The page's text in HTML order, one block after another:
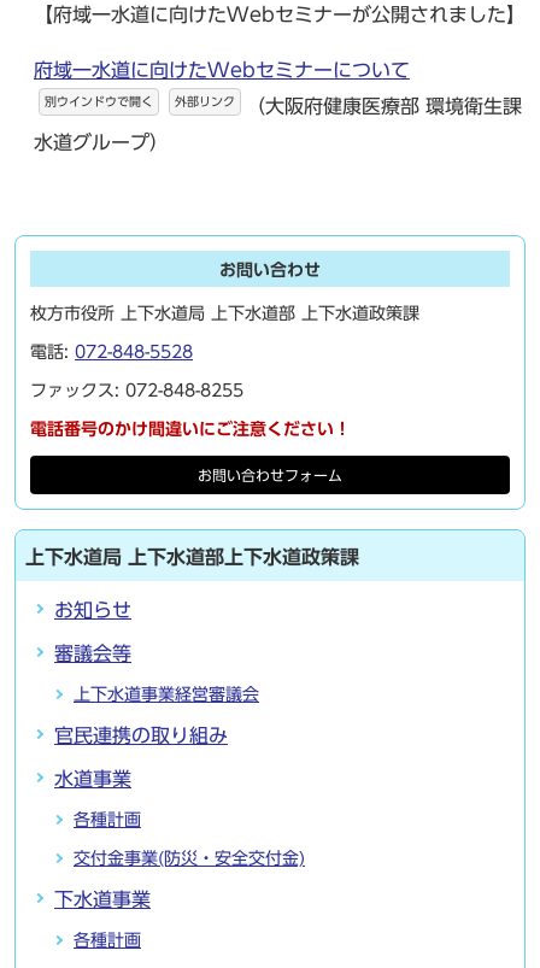
【府域一水道に向けたWebセミナーが公開されました】
府域一水道に向けたWebセミナーについて
別ウインドウで開く 外部リンク
（大阪府健康医療部 環境衛生課
水道グループ）
お問い合わせ
枚方市役所 上下水道局 上下水道部 上下水道政策課
電話: 072-848-5528
ファックス: 072-848-8255
電話番号のかけ間違いにご注意ください！
お問い合わせフォーム
上下水道局 上下水道部上下水道政策課
お知らせ
審議会等
上下水道事業経営審議会
官民連携の取り組み
水道事業
各種計画
交付金事業(防災・安全交付金)
下水道事業
各種計画